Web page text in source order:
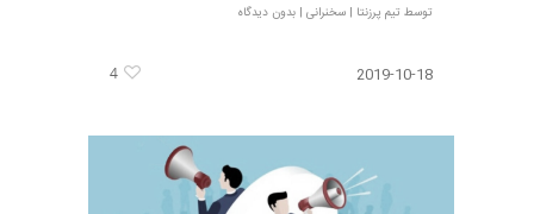
توسط تیم پرزنتا |سخنرانی |بدون دیدگاه
2019-10-18
4